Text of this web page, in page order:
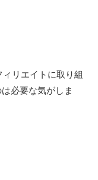
リエイトに取り組
必要な気がしま